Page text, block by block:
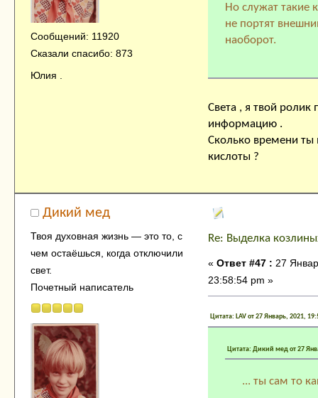
Сообщений: 11920
Сказали спасибо: 873
Юлия .
Но служат такие
не портят
наоборот.
Света , я твой ролик
информацию .
Сколько времени ты
кислоты ?
Дикий мед
Твоя духовнaя жизнь — это тo, с
чем остaёшься, когда отключили
свет.
Почетный написатель
Re: Выделка
« Ответ #47 : 27
23:58:54 pm »
Цитата: LAV от 27 Январь, 2021,
Цитата: Дикий мед от 27
... ты сам то